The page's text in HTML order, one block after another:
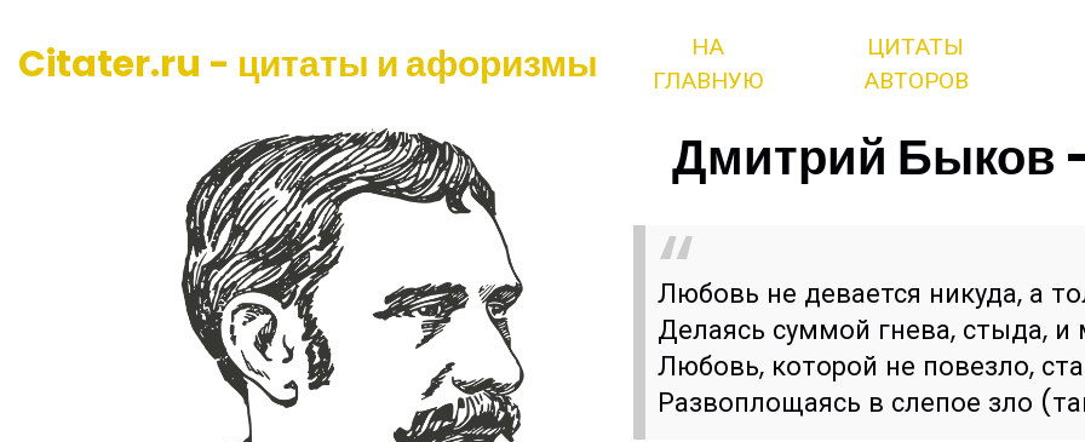
Citater.ru - цитаты и афоризмы
НА
ГЛАВНУЮ
ЦИТАТЫ
АВТОРОВ
Дмитрий Быков
Любовь не девается никуда, а
Делаясь суммой гнева, стыда,
Любовь, которой не повезло,
Развоплощаясь в слепое зло